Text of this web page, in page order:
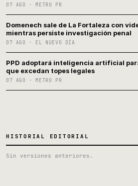
07 AGO · METRO PR
Domenech sale de La Fortaleza con
mientras persiste investigación penal
07 AGO · EL NUEVO DÍA
PPD adoptará inteligencia artificial
que excedan topes legales
07 AGO · METRO PR
HISTORIAL EDITORIAL
Sin versiones anteriores.